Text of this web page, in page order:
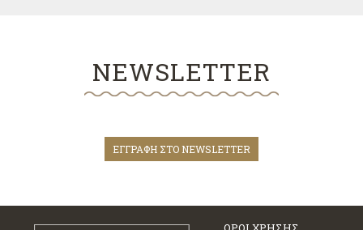
NEWSLETTER
ΕΓΓΡΑΦΗ ΣΤΟ NEWSLETTER